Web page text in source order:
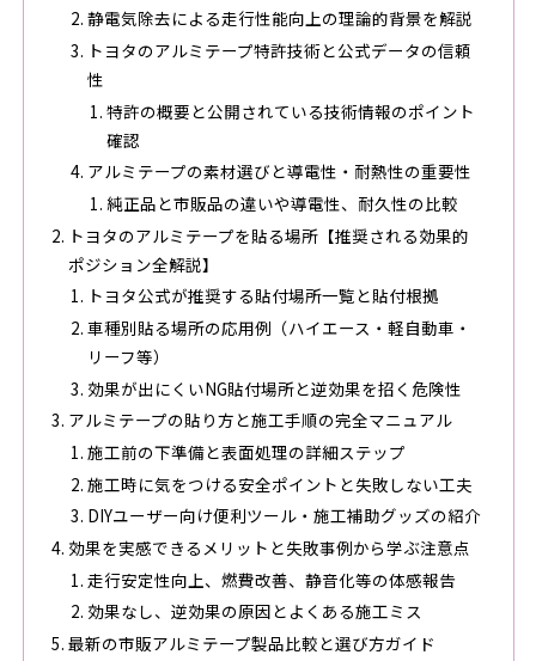
静電気除去による走行性能向上の理論的背景を解説
トヨタのアルミテープ特許技術と公式データの信頼
性
特許の概要と公開されている技術情報のポイント
確認
アルミテープの素材選びと導電性・耐熱性の重要性
純正品と市販品の違いや導電性、耐久性の比較
トヨタのアルミテープを貼る場所【推奨される効果的
ポジション全解説】
トヨタ公式が推奨する貼付場所一覧と貼付根拠
車種別貼る場所の応用例（ハイエース・軽自動車・
リーフ等）
効果が出にくいNG貼付場所と逆効果を招く危険性
アルミテープの貼り方と施工手順の完全マニュアル
施工前の下準備と表面処理の詳細ステップ
施工時に気をつける安全ポイントと失敗しない工夫
DIYユーザー向け便利ツール・施工補助グッズの紹介
効果を実感できるメリットと失敗事例から学ぶ注意点
走行安定性向上、燃費改善、静音化等の体感報告
効果なし、逆効果の原因とよくある施工ミス
最新の市販アルミテープ製品比較と選び方ガイド